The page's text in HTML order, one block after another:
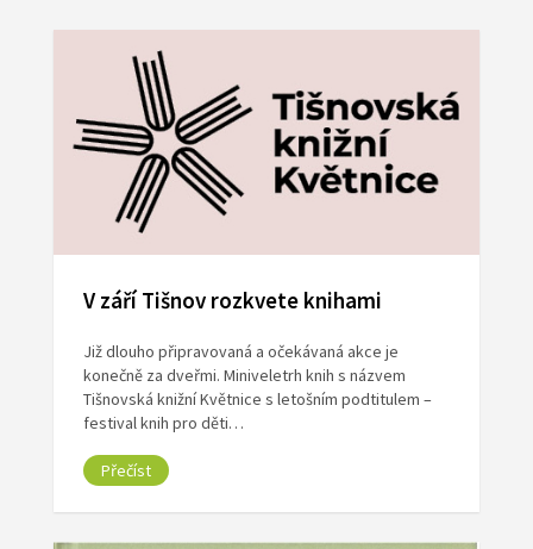
V září Tišnov rozkvete knihami
Již dlouho připravovaná a očekávaná akce je
konečně za dveřmi. Miniveletrh knih s názvem
Tišnovská knižní Květnice s letošním podtitulem –
festival knih pro děti…
Přečíst